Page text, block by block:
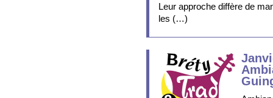
Leur approche diffère de
les (…)